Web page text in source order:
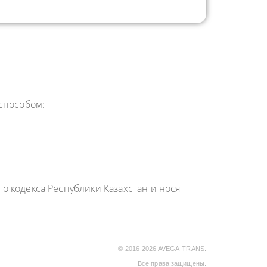
Республики Казахстан и носят
© 2016-2026 AVEGA-TRANS.
Все права защищены.